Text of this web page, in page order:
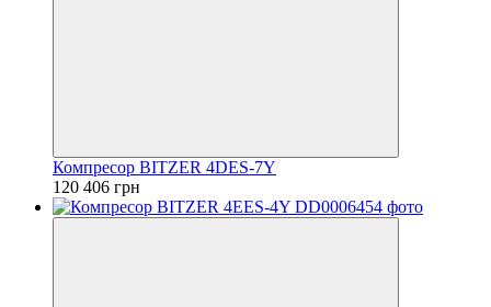
Компресор BITZER 4DES-7Y
120 406 грн